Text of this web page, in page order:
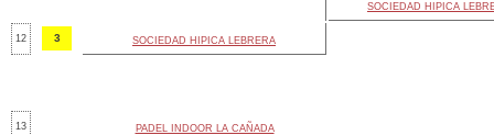
SOCIEDAD HIPICA
12 3 SOCIEDAD HIPICA LEBRERA
13 PADEL INDOOR LA CAÑADA